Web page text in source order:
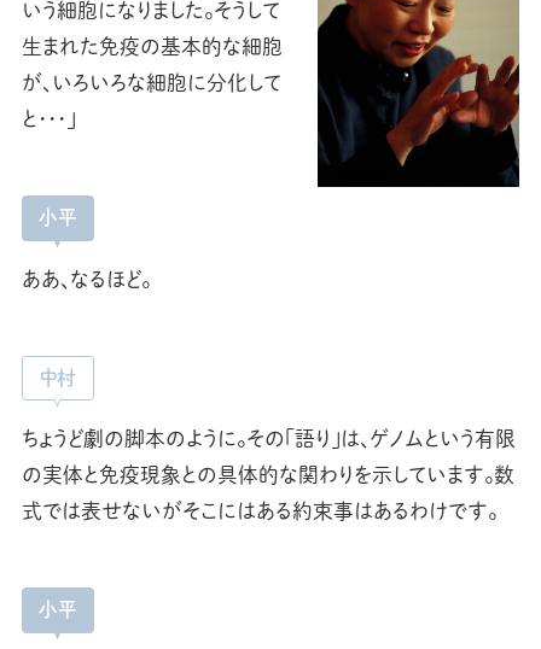
いう細胞になりました。そうして
生まれた免疫の基本的な細胞
が、いろいろな細胞に分化して
と･･･」
小平
ああ、なるほど。
中村
ちょうど劇の脚本のように。その「語り」は、ゲノムという有限
の実体と免疫現象との具体的な関わりを示しています。数
式では表せないがそこにはある約束事はあるわけです。
小平